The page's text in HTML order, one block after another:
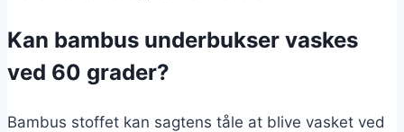
Kan bambus underbukser vaskes
ved 60 grader?
Bambus stoffet kan sagtens tåle at blive vasket ved